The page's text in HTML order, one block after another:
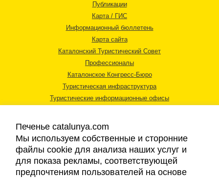
Публикации
Карта / ГИС
Информационный бюллетень
Карта сайта
Каталонский Туристический Совет
Профессионалы
Каталонское Конгресс-Бюро
Туристическая инфраструктура
Туристические информационные офисы
Правовая информация
Печенье catalunya.com
Мы используем собственные и сторонние
файлы cookie для анализа наших услуг и
для показа рекламы, соответствующей
предпочтениям пользователей на основе